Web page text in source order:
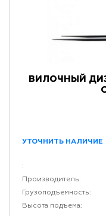
ВИЛОЧНЫЙ
УТОЧНИТЬ НАЛИЧИЕ
:
Производитель:
Грузоподъемность:
Высота подъема: